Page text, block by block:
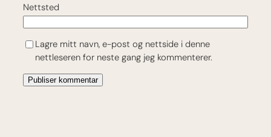
Nettsted
Lagre mitt navn, e-post og nettside i denne
nettleseren for neste gang jeg kommenterer.